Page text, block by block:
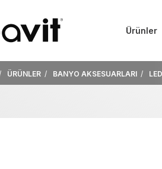
Ürünler
ÜRÜNLER BANYO AKSESUARLARI